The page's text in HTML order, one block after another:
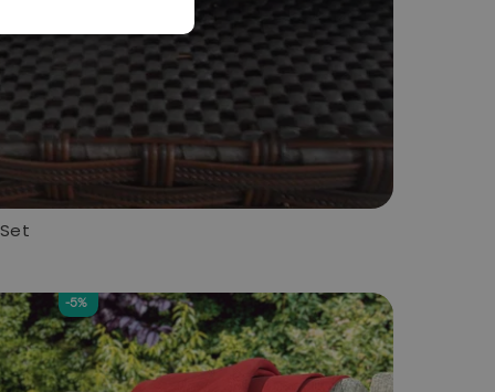
-5%